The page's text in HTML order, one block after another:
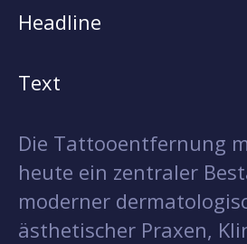
Headline
Text
Die Tattooentfernung
heute ein zentraler
moderner
ästhetischer Praxen,